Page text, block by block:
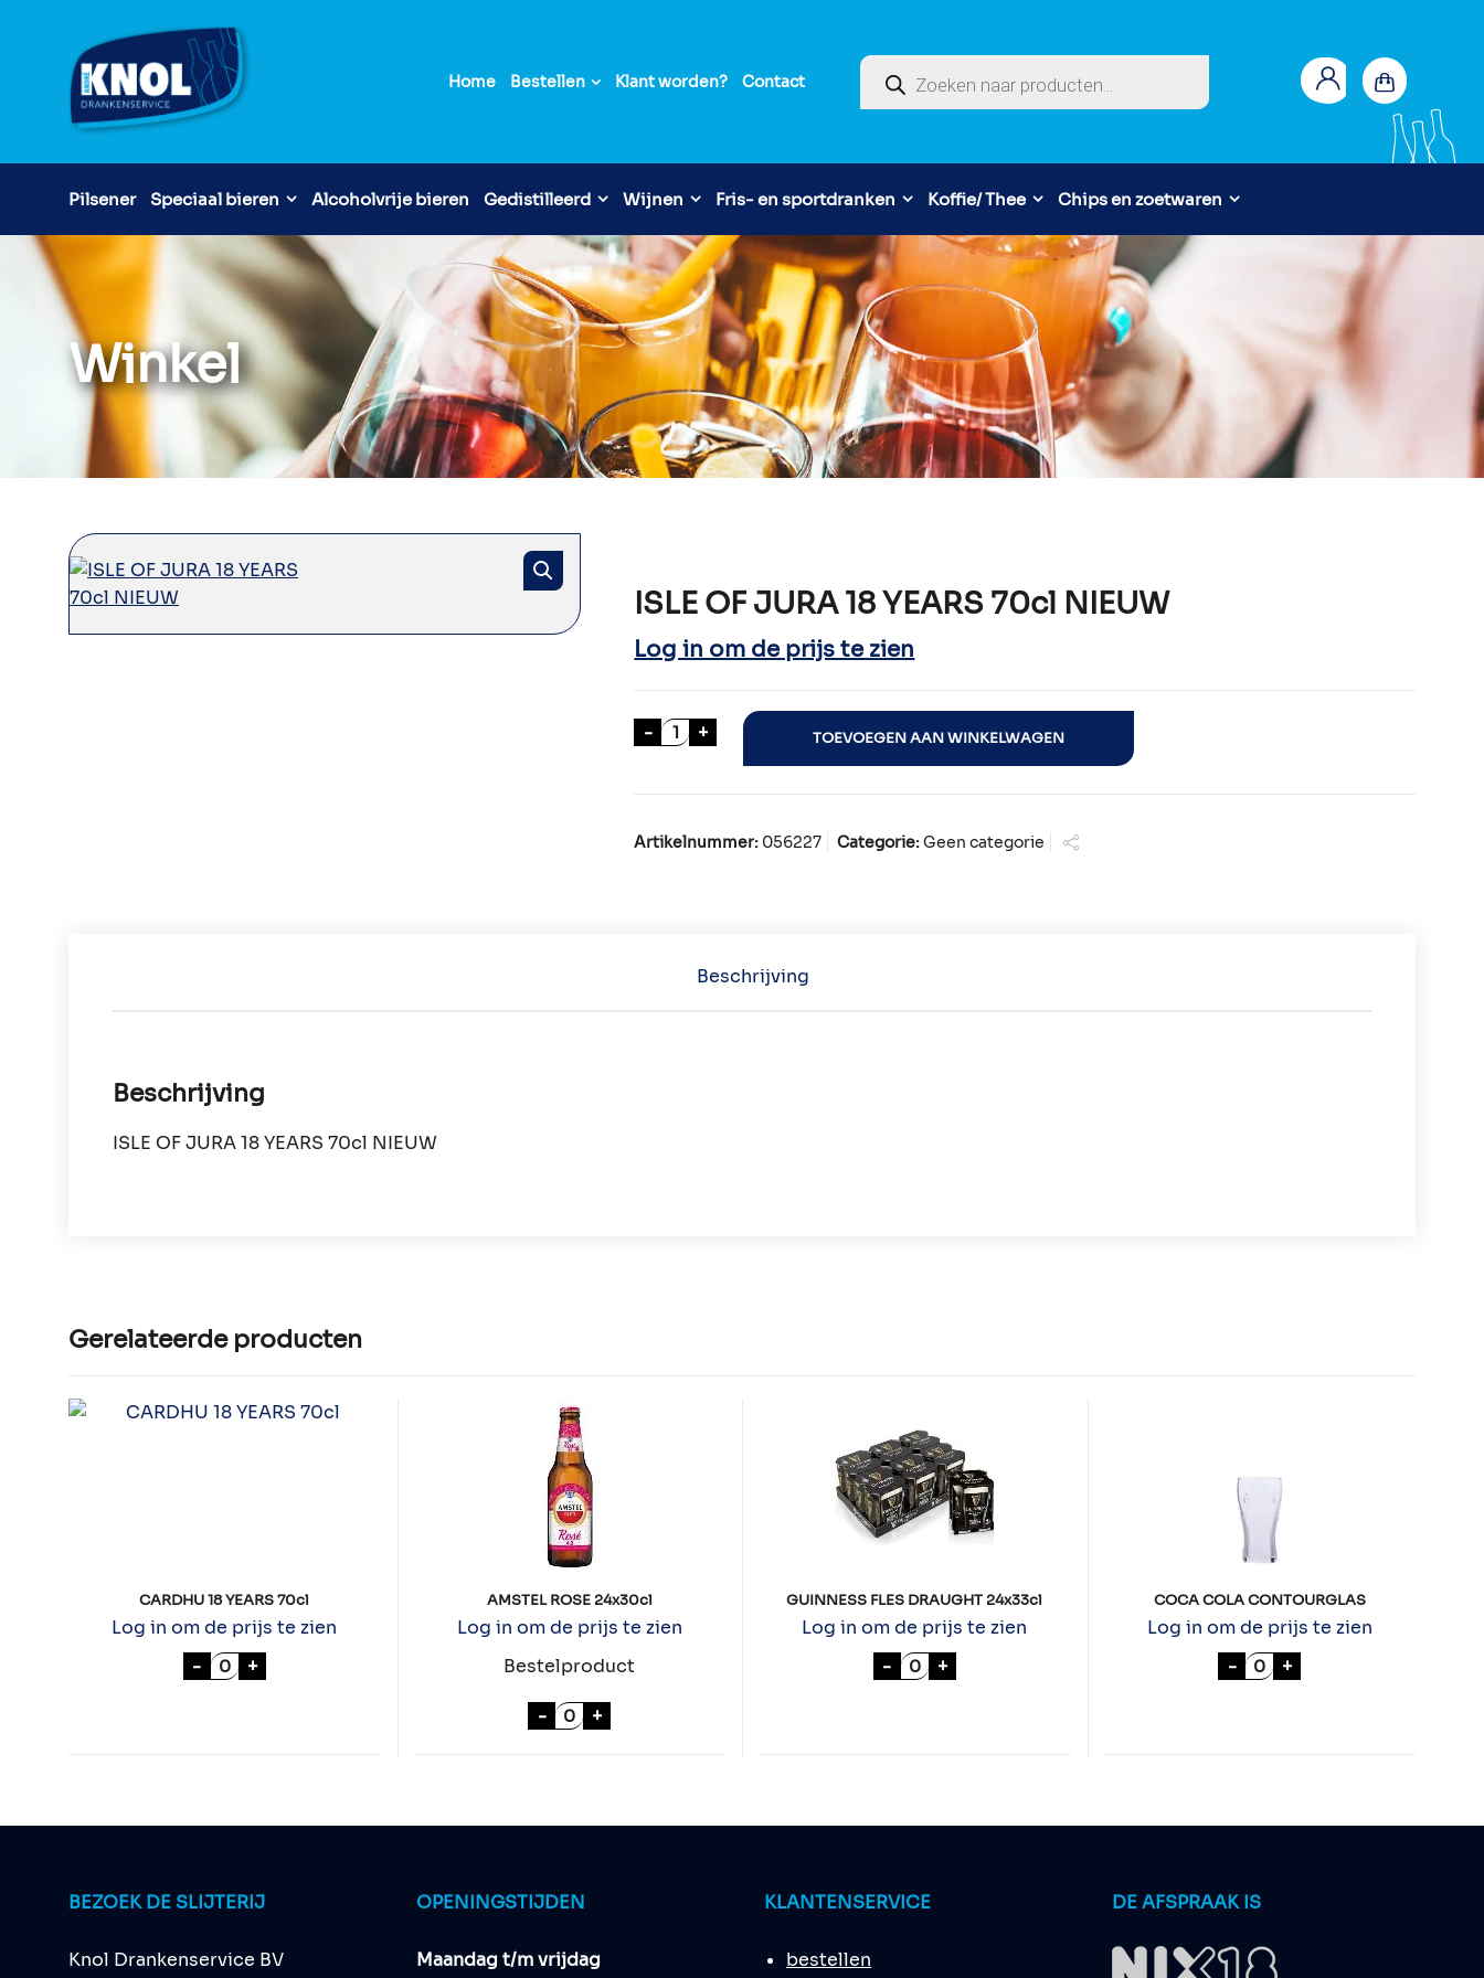
Home Bestellen Klant worden? Contact
Producten zoeken
Pilsener Speciaal bieren Alcoholvrije bieren Gedistilleerd Wijnen Fris- en sportdranken Koffie/ Thee Chips en zoetwaren
Winkel
ISLE OF JURA 18 YEARS 70cl NIEUW
Log in om de prijs te zien
- ISLE OF JURA 18 YEARS 70cl NIEUW aantal
+ TOEVOEGEN AAN WINKELWAGEN
Artikelnummer: 056227 Categorie:Geen categorie
Beschrijving
Beschrijving
ISLE OF JURA 18 YEARS 70cl NIEUW
Gerelateerde producten
CARDHU 18 YEARS 70cl
Log in om de prijs te zien
- CARDHU 18 YEARS 70cl aantal
+
AMSTEL ROSE 24x30cl
Log in om de prijs te zien
Bestelproduct
- AMSTEL ROSE 24x30cl aantal
+
GUINNESS FLES DRAUGHT 24x33cl
Log in om de prijs te zien
- GUINNESS FLES DRAUGHT 24x33cl aantal
+
COCA COLA CONTOURGLAS
Log in om de prijs te zien
- COCA COLA
+
BEZOEK DE SLIJTERIJ
Knol Drankenservice BV
OPENINGSTIJDEN
Maandag t/m vrijdag
KLANTENSERVICE
bestellen
DE AFSPRAAK IS